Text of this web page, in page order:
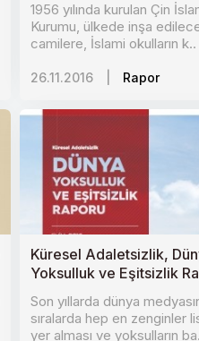
1956 yılında kurulan Çin
Kurumu, ülkede inşa
camilere, İslami okulların k..
26.11.2016 Rapor
Küresel Adaletsizlik,
Yoksulluk ve Eşitsizlik
Son yıllarda dünya
sıralarda hep en zenginler
yer alması ve yoksulların